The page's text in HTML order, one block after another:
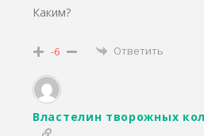
Каким?
-6 Ответить
Властелин творожных